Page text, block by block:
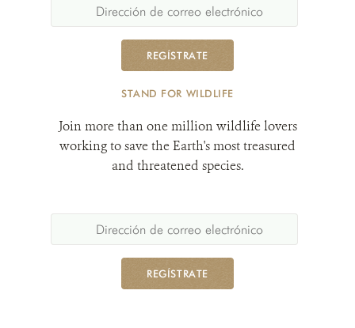
REGÍSTRATE
STAND FOR WILDLIFE
Join more than one million wildlife lovers
working to save the Earth's most treasured
and threatened species.
REGÍSTRATE